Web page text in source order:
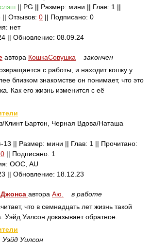
слэш || PG || Размер: мини || Глав: 1 ||
|| Отзывов: 0 || Подписано: 0
нет
|| Обновление: 08.09.24
автора КошкаСовушка
закончен
с работы, и находит кошку у
близком знакомстве он понимает, что это
Как его жизнь изменится с её
Клинт Бартон, Черная Вдова/Наташа
13 || Размер: мини || Глав: 1 || Прочитано:
0 || Подписано: 1
ООС, AU
|| Обновление: 18.12.23
автора Аю.
в работе
что в семнадцать лет жизнь такой
Уэйд Уилсон доказывает обратное.
Уэйд Уилсон